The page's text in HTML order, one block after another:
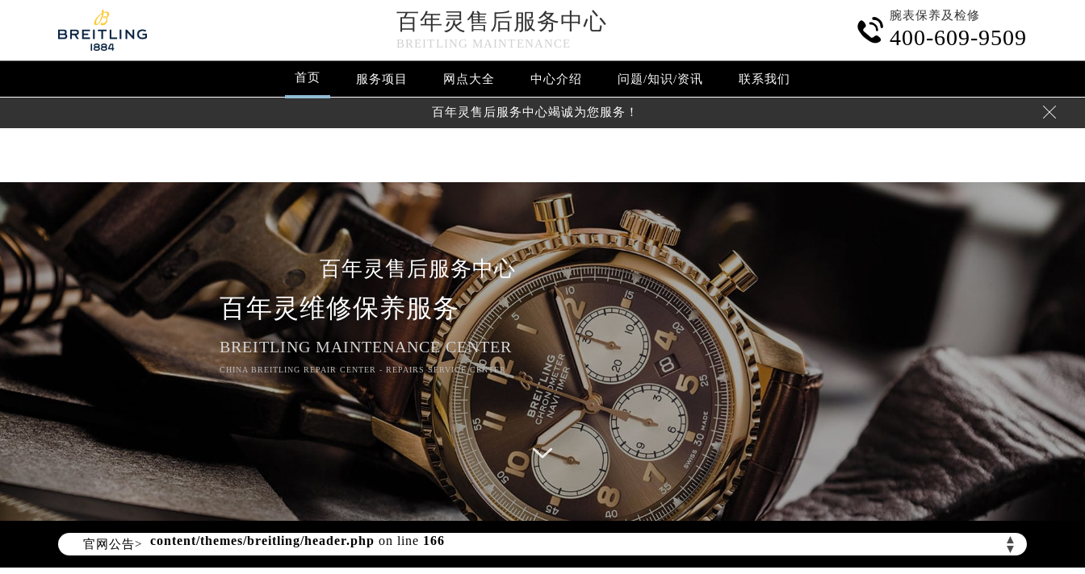
: extract() expects parameter 1 to be array, null given in /www/wwwroot/seo/countryt/two/www.gzmbwxzx.com/wp-content/themes/breitling/header.phpon line
: array_map(): Argument #2 should be an array in /www/wwwroot/seo/countryt/two/www.gzmbwxzx.com/wp-content/themes/breitling/header.php
百年灵售后服务中心
BREITLING MAINTENANCE

腕表保养及检修
400-609-9509
首页 服务项目 网点大全 中心介绍 问题/知识/资讯 联系我们
百年灵售后服务中心竭诚为您服务！ 
百年灵售后服务中心
百年灵维修保养服务
BREITLING MAINTENANCE CENTER
CHINA BREITLING REPAIR CENTER - REPAIRS SERVICE CENTER
官网公告> ▲
▼
Warning: Invalid argument supplied for foreach() in/www/wwwroot/seo/countryt/two/www.gzmbwxzx.com/wp-
content/themes/breitling/header.phpon line166